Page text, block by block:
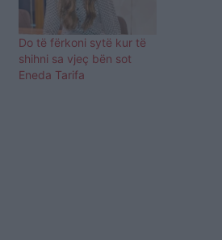
Do të fërkoni sytë kur të
shihni sa vjeç bën sot
Eneda Tarifa